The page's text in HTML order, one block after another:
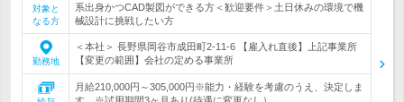
対象と
なる方
系出身かつCAD製図ができる方＜歓迎要件＞土日休みの環境で機
械設計に挑戦したい方
勤務地
＜本社＞ 長野県岡谷市成田町2-11-6 【雇入れ直後】上記事業所
【変更の範囲】会社の定める事業所
月給210,000円～305,000円※能力・経験を考慮のうえ、決定しま